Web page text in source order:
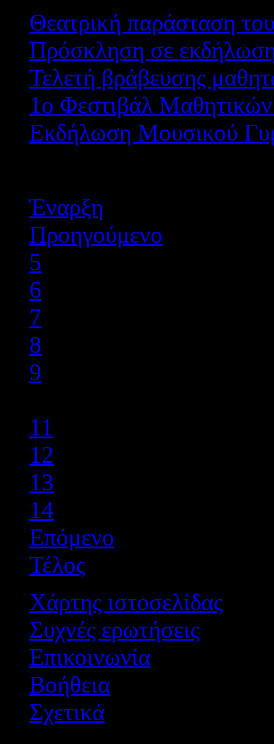
Θεατρική παράσταση
Πρόσκληση σε
Τελετή βράβευσης
1ο Φεστιβάλ
Εκδήλωση Μουσικού
Έναρξη
Προηγούμενο
5
6
7
8
9
11
12
13
14
Επόμενο
Τέλος
Χάρτης ιστοσελίδας
Συχνές ερωτήσεις
Επικοινωνία
Βοήθεια
Σχετικά